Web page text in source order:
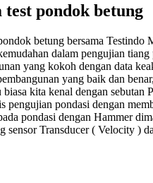
test pondok betung
betung bersama Testindo
dalam pengujian tiang
yang kokoh dengan data
yang baik dan
biasa kita kenal dengan sebutan
pengujian pondasi dengan
pondasi dengan Hammer
sensor Transducer ( Velocity )